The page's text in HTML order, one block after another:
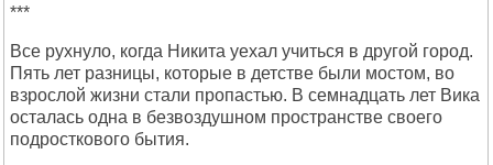
***
Все рухнуло, когда Никита уехал учиться в другой город.
Пять лет разницы, которые в детстве были мостом, во
взрослой жизни стали пропастью. В семнадцать лет Вика
осталась одна в безвоздушном пространстве своего
подросткового бытия.